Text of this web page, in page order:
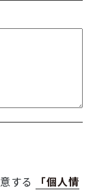
する
「個人情